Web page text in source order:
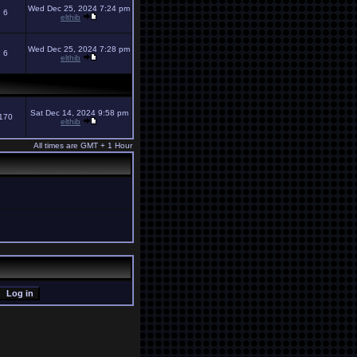
6
Wed Dec 25, 2024 7:24 pm
elthib
6
Wed Dec 25, 2024 7:28 pm
elthib
Sat Dec 14, 2024 9:58 pm
elthib
All times are GMT + 1 Hour